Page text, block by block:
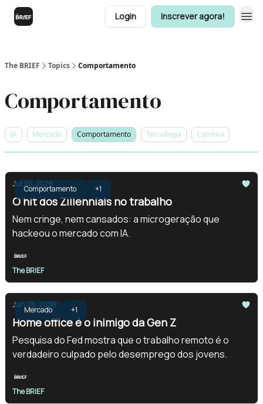
Login Inscrever agora!
The BRIEF Topics Comportamento
Comportamento
IA Mercado Comportamento Tecnologia Carreira
Comportamento +1
Jul 06, 2026
O hit dos Zillennials no trabalho
Nem cringe, nem cansados: a microgeração que
hackeou o mercado com IA.
The BRIEF
Mercado +1
Jun 08, 2026
Home office é o inimigo da Gen Z
Pesquisa do Fed mostra que o trabalho remoto é o
verdadeiro culpado pelo desemprego dos jovens.
The BRIEF